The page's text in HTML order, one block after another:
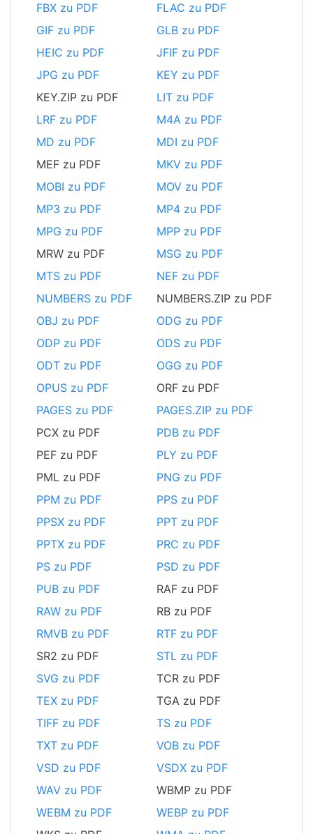
FBX zu PDF
FLAC zu PDF
GIF zu PDF
GLB zu PDF
HEIC zu PDF
JFIF zu PDF
JPG zu PDF
KEY zu PDF
KEY.ZIP zu PDF
LIT zu PDF
LRF zu PDF
M4A zu PDF
MD zu PDF
MDI zu PDF
MEF zu PDF
MKV zu PDF
MOBI zu PDF
MOV zu PDF
MP3 zu PDF
MP4 zu PDF
MPG zu PDF
MPP zu PDF
MRW zu PDF
MSG zu PDF
MTS zu PDF
NEF zu PDF
NUMBERS zu PDF
NUMBERS.ZIP zu PDF
OBJ zu PDF
ODG zu PDF
ODP zu PDF
ODS zu PDF
ODT zu PDF
OGG zu PDF
OPUS zu PDF
ORF zu PDF
PAGES zu PDF
PAGES.ZIP zu PDF
PCX zu PDF
PDB zu PDF
PEF zu PDF
PLY zu PDF
PML zu PDF
PNG zu PDF
PPM zu PDF
PPS zu PDF
PPSX zu PDF
PPT zu PDF
PPTX zu PDF
PRC zu PDF
PS zu PDF
PSD zu PDF
PUB zu PDF
RAF zu PDF
RAW zu PDF
RB zu PDF
RMVB zu PDF
RTF zu PDF
SR2 zu PDF
STL zu PDF
SVG zu PDF
TCR zu PDF
TEX zu PDF
TGA zu PDF
TIFF zu PDF
TS zu PDF
TXT zu PDF
VOB zu PDF
VSD zu PDF
VSDX zu PDF
WAV zu PDF
WBMP zu PDF
WEBM zu PDF
WEBP zu PDF